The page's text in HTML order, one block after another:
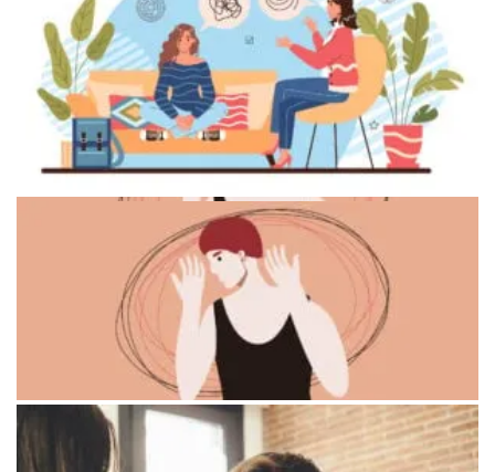
Человек, который пытается оставаться сильным для
близкого
Групповая терапия в спокойной обстановке